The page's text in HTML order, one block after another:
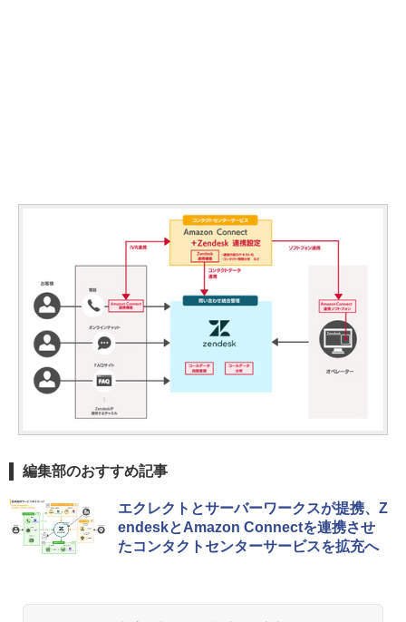
編集部のおすすめ記事
エクレクトとサーバーワークスが提携、Z
endeskとAmazon Connectを連携させ
たコンタクトセンターサービスを拡充へ